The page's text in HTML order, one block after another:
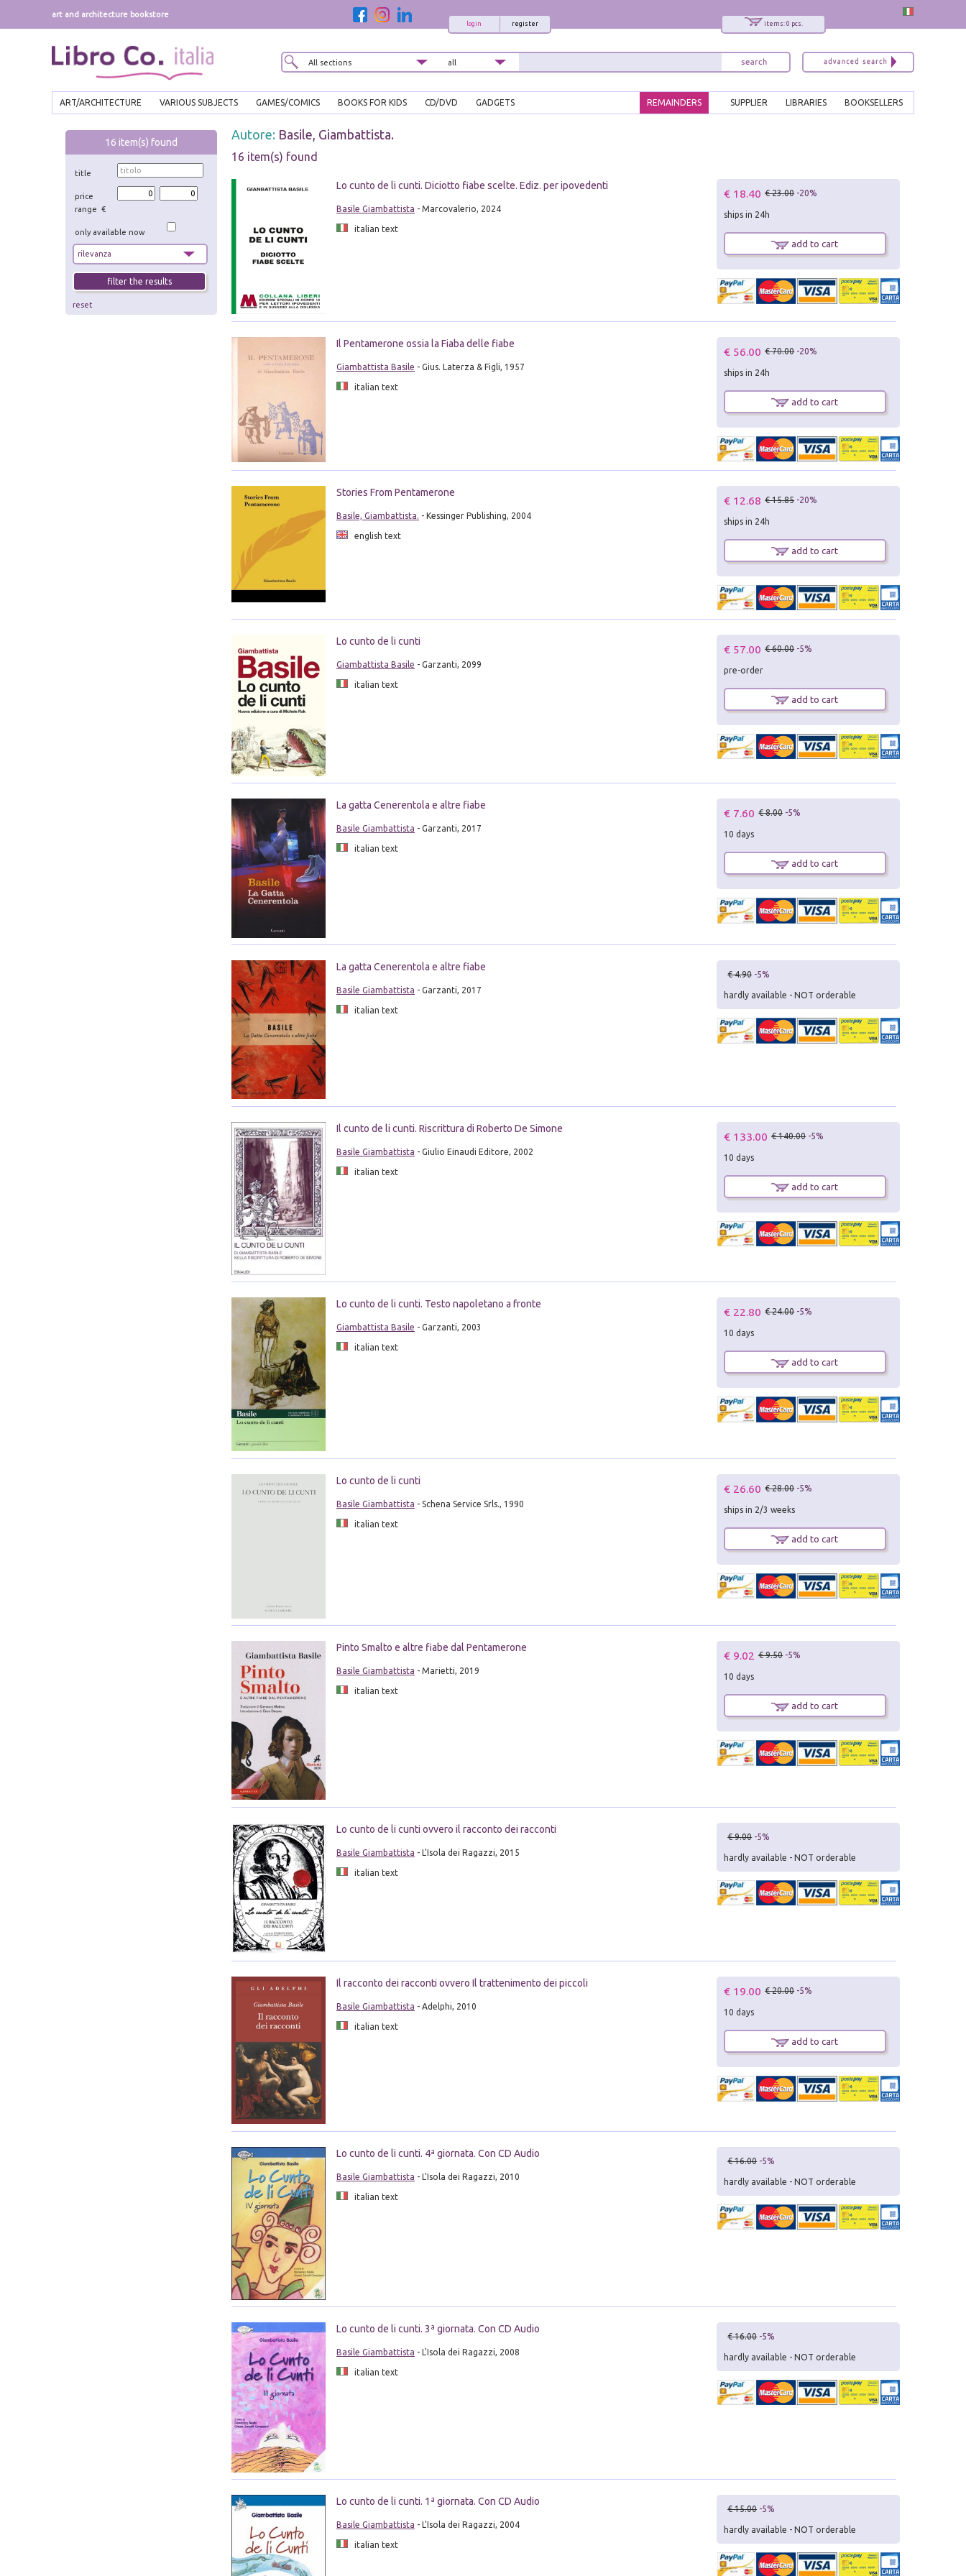
art and architecture bookstore
items: 0 pcs.
register
login
ART/ARCHITECTURE VARIOUS SUBJECTS GAMES/COMICS BOOKS FOR KIDS CD/DVD GADGETS BOOKSELLERS
LIBRARIES
SUPPLIER
REMAINDERS
16 item(s) found
title
price
range €
only available now
reset
Autore: Basile, Giambattista.
16 item(s) found
Lo cunto de li cunti. Diciotto fiabe scelte. Ediz. per ipovedenti
Basile Giambattista - Marcovalerio, 2024
italian text
€ 18.40 € 23.00 -20%
ships in 24h
add to cart
Il Pentamerone ossia la Fiaba delle fiabe
Giambattista Basile - Gius. Laterza & Figli, 1957
italian text
€ 56.00 € 70.00 -20%
ships in 24h
add to cart
Stories From Pentamerone
Basile, Giambattista. - Kessinger Publishing, 2004
english text
€ 12.68 € 15.85 -20%
ships in 24h
add to cart
Lo cunto de li cunti
Giambattista Basile - Garzanti, 2099
italian text
€ 57.00 € 60.00 -5%
pre-order
add to cart
La gatta Cenerentola e altre fiabe
Basile Giambattista - Garzanti, 2017
italian text
€ 7.60 € 8.00 -5%
10 days
add to cart
La gatta Cenerentola e altre fiabe
Basile Giambattista - Garzanti, 2017
italian text
€ 4.90 -5%
hardly available - NOT orderable
Il cunto de li cunti. Riscrittura di Roberto De Simone
Basile Giambattista - Giulio Einaudi Editore, 2002
italian text
€ 133.00 € 140.00 -5%
10 days
add to cart
Lo cunto de li cunti. Testo napoletano a fronte
Giambattista Basile - Garzanti, 2003
italian text
€ 22.80 € 24.00 -5%
10 days
add to cart
Lo cunto de li cunti
Basile Giambattista - Schena Service Srls., 1990
italian text
€ 26.60 € 28.00 -5%
ships in 2/3 weeks
add to cart
Pinto Smalto e altre fiabe dal Pentamerone
Basile Giambattista - Marietti, 2019
italian text
€ 9.02 € 9.50 -5%
10 days
add to cart
Lo cunto de li cunti ovvero il racconto dei racconti
Basile Giambattista - L'Isola dei Ragazzi, 2015
italian text
€ 9.00 -5%
hardly available - NOT orderable
Il racconto dei racconti ovvero Il trattenimento dei piccoli
Basile Giambattista - Adelphi, 2010
italian text
€ 19.00 € 20.00 -5%
10 days
add to cart
Lo cunto de li cunti. 4ª giornata. Con CD Audio
Basile Giambattista - L'Isola dei Ragazzi, 2010
italian text
€ 16.00 -5%
hardly available - NOT orderable
Lo cunto de li cunti. 3ª giornata. Con CD Audio
Basile Giambattista - L'Isola dei Ragazzi, 2008
italian text
€ 16.00 -5%
hardly available - NOT orderable
Lo cunto de li cunti. 1ª giornata. Con CD Audio
Basile Giambattista - L'Isola dei Ragazzi, 2004
italian text
€ 15.00 -5%
hardly available - NOT orderable